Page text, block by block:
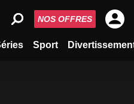
Sport
NOS OFFRES